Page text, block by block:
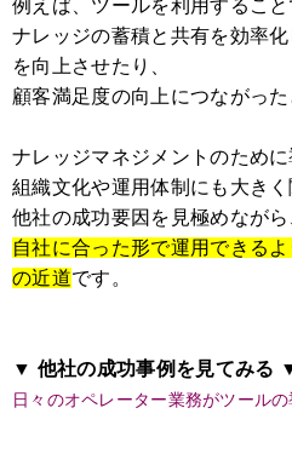
例えば、ツールを利用すること
ナレッジの蓄積と共有を効率
を向上させたり、
顧客満足度の向上につながった
ナレッジマネジメントのために
組織文化や運用体制にも大きく
他社の成功要因を見極めながら
自社に合った形で運用できる
の近道です。
▼ 他社の成功事例を見てみる
日々のオペレーター業務がツールの